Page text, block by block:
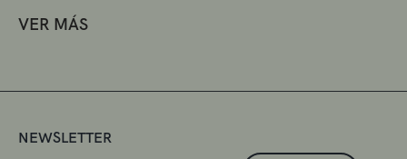
VER MÁS
NEWSLETTER